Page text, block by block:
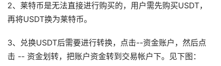
2、莱特币是无法直接进行购买的，用户需先购买USDT，
再将USDT换为莱特币。
3、兑换USDT后需要进行转换，点击--资金账户，然后点
击 -- 资金划转，把账户资金转到交易帐户下。见下图：